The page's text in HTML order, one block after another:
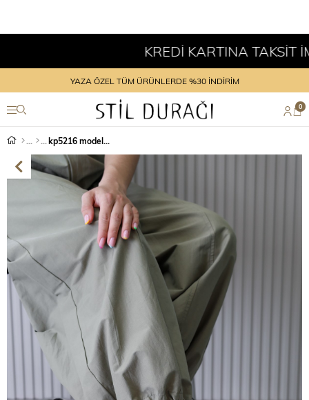
KREDİ KARTINA TAKSİT
YAZA ÖZEL TÜM ÜRÜNLERDE %30 İNDİRİM
0
kp5216 model 2 cm tabanlı triko ayakkabı SIYAH